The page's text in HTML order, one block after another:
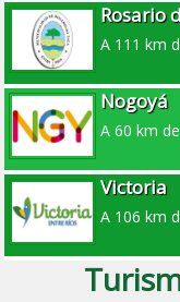
Rosario
A 111 km
Nogoyá
A 60 km
Victoria
A 106 km